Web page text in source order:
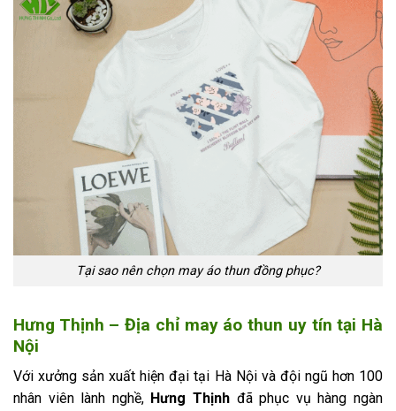
Tại sao nên chọn may áo thun đồng phục?
Hưng Thịnh – Địa chỉ may áo thun uy tín tại Hà
Nội
Với xưởng sản xuất hiện đại tại Hà Nội và đội ngũ hơn 100
nhân viên lành nghề, Hưng Thịnh đã phục vụ hàng ngàn